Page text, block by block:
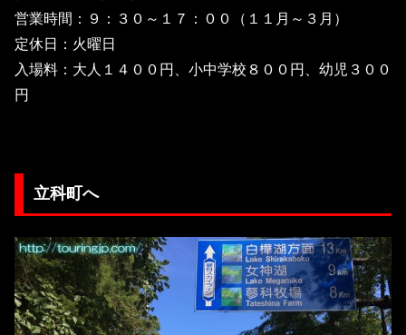
営業時間：９：３０～１７：００（１１月～３月）
定休日：火曜日
入場料：大人１４００円、小中学校８００円、幼児３００
円
立科町へ